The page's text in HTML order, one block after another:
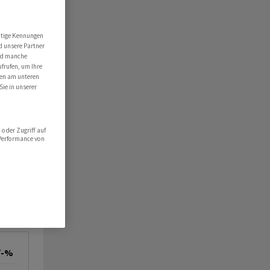
%
Kennungen
unsere Partner
manche
um Ihre
am unteren
in unserer
oder Zugriff auf
von